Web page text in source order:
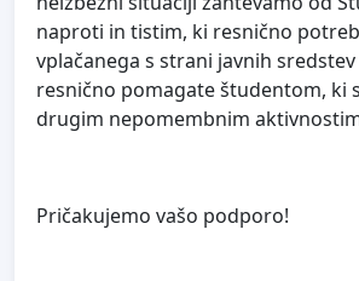
naproti in tistim, ki resnično
vplačanega s strani javnih
resnično pomagate študentom, ki
drugim nepomembnim
Pričakujemo vašo podporo!